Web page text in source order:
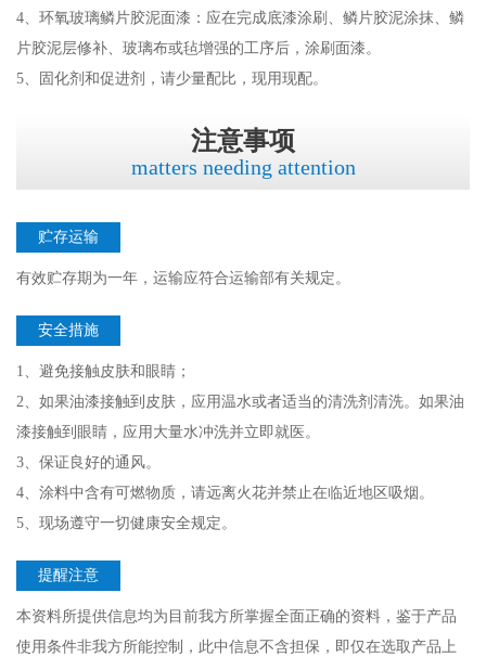
4、环氧玻璃鳞片胶泥面漆：应在完成底漆涂刷、鳞片胶泥涂抹、鳞
片胶泥层修补、玻璃布或毡增强的工序后，涂刷面漆。
5、固化剂和促进剂，请少量配比，现用现配。
注意事项
matters needing attention
贮存运输
有效贮存期为一年，运输应符合运输部有关规定。
安全措施
1、避免接触皮肤和眼睛；
2、如果油漆接触到皮肤，应用温水或者适当的清洗剂清洗。如果油
漆接触到眼睛，应用大量水冲洗并立即就医。
3、保证良好的通风。
4、涂料中含有可燃物质，请远离火花并禁止在临近地区吸烟。
5、现场遵守一切健康安全规定。
提醒注意
本资料所提供信息均为目前我方所掌握全面正确的资料，鉴于产品
使用条件非我方所能控制，此中信息不含担保，即仅在选取产品上